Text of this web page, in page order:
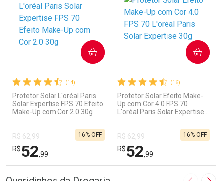
(14)
Protetor Solar L'oréal Paris
Solar Expertise FPS 70 Efeito
Make-Up com Cor 2.0 30g
R$ 62,99
R$52,99
16% OFF
COMPRAR
(16)
Protetor Solar Efeito Make-
Up com Cor 4.0 FPS 70
L'oréal Paris Solar Expertise
R$ 62,99
R$52,99
16% OFF
COMPRAR